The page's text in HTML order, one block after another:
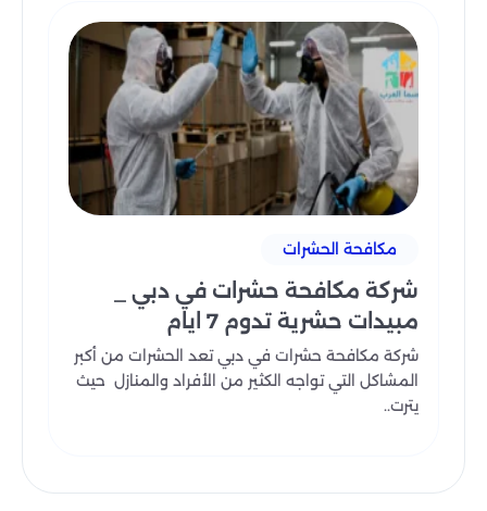
مكافحة الحشرات
شركة مكافحة حشرات في دبي _
مبيدات حشرية تدوم 7 ايام
شركة مكافحة حشرات في دبي تعد الحشرات من أكبر
المشاكل التي تواجه الكثير من الأفراد والمنازل حيث
يترت..